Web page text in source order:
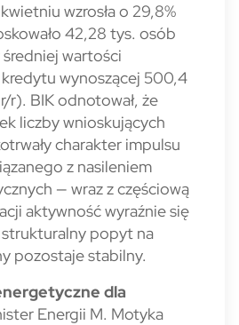
wzrosła o 29,8%
42,28 tys. osób
średniej wartości
wynoszącej 500,4
r). BIK odnotował, że
liczby wnioskujących
charakter impulsu
z nasileniem
— wraz z częściową
aktywność wyraźnie się
strukturalny popyt na
pozostaje stabilny.
dla
Energii M. Motyka